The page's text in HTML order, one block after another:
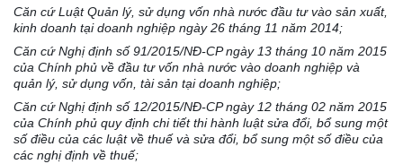
Căn cứ Luật Quản lý, sử dụng vốn nhà nước đầu tư vào sản xuất,
kinh doanh tại doanh nghiệp ngày 26 tháng 11 năm 2014;
Căn cứ Nghị định số 91/2015/NĐ-CP ngày 13 tháng 10 năm 2015
của Chính phủ về đầu tư vốn nhà nước vào doanh nghiệp và
quản lý, sử dụng vốn, tài sản tại doanh nghiệp;
Căn cứ Nghị định số 12/2015/NĐ-CP ngày 12 tháng 02 năm 2015
của Chính phủ quy định chi tiết thi hành luật sửa đổi, bổ sung một
số điều của các luật về thuế và sửa đổi, bổ sung một số điều của
các nghị định về thuế;